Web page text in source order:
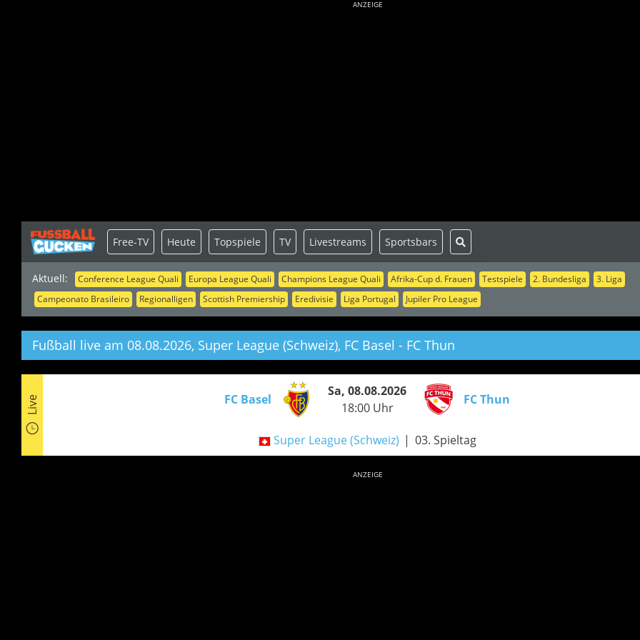
ANZEIGE
Aktuell: Conference League Quali Europa League Quali Champions League Quali Afrika-Cup d. Frauen Testspiele 2. Bundesliga
3. Liga
Campeonato Brasileiro
Regionalligen Scottish Premiership Eredivisie Liga Portugal Jupiler Pro League
Free-TV Heute Topspiele TV Livestreams Sportsbars
Fußball live am 08.08.2026, Super League (Schweiz), FC Basel - FC Thun
Live FC Basel
Sa, 08.08.2026
18:00 Uhr
FC Thun
Super League (Schweiz) 03. Spieltag
ANZEIGE